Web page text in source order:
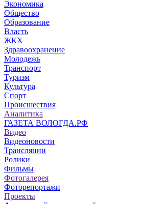
Экономика
Общество
Образование
Власть
ЖКХ
Здравоохранение
Молодежь
Транспорт
Туризм
Культура
Спорт
Происшествия
Аналитика
ГАЗЕТА ВОЛОГДА.РФ
Видео
Видеоновости
Трансляции
Ролики
Фильмы
Фотогалерея
Фоторепортажи
Проекты